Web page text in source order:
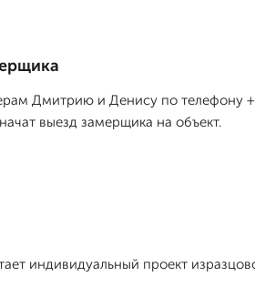
Дмитрию и Денису по телефону
выезд замерщика на объект.
индивидуальный проект